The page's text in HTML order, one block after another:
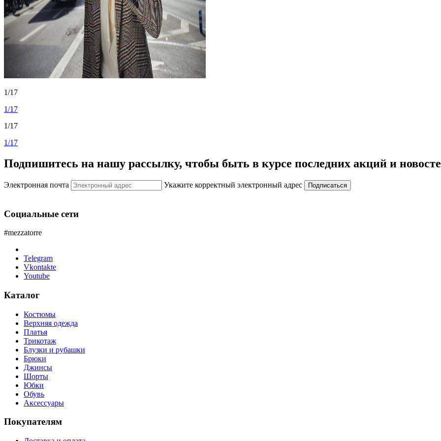
1/17
1/17
1/17
1/17
Подпишитесь на нашу рассылку, чтобы быть в курсе последних акций и
Электронная почта Укажите корректный электронный адрес Подписаться
Социальные сети
#mezzatorre
Telegram
Vkontakte
Youtube
Каталог
Костюмы
Верхняя одежда
Платья
Трикотаж
Блузки и рубашки
Брюки
Джинсы
Шорты
Юбки
Обувь
Аксессуары
Покупателям